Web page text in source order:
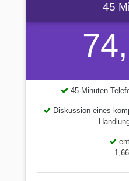
45
45 Minuten
Diskussion eines